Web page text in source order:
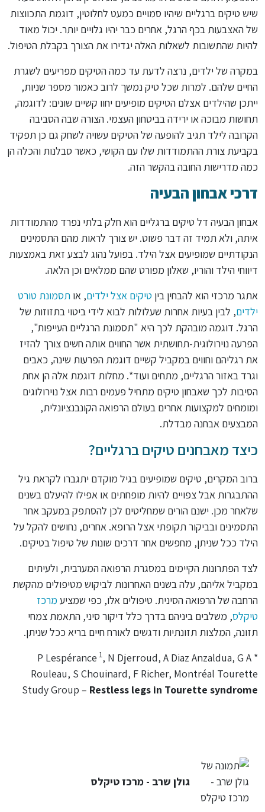
שיש טיקים ברגליים שיהיו סמויים כמעט לחלוטין, דוגמת התכווצות
של האצבעות בכף הרגל, אחרים כבר יהיו גלויים יותר. יכול מאוד
להיות שהתשובות לשאלות האלה יגדירו את הצורך בקבלת הטיפול.
במקרה של ילדים, נרצה לדעת עד כמה הטיקים מפריעים לשגרת
החיים שלהם. למרות שכל טיק נמשך לרוב כאמור מספר שניות,
ייתכן שהילדים אצלם הטיקים מופיעים יחוו קשיים שונים: לדוגמה,
תחושות מבוכה או ירידה בביטחון העצמי. הצורה שבה הסביבה
הקרובה לילד תגיב להופעה של הטיקים עשויה לשחק גם כן תפקיד
בקביעת צורת ההתמודדות שלו עם הקושי, כאשר סבלנות והכלה הן
כמה מדרישות החובה בהקשר הזה.
דרכי אבחון הבעיה
אבחון הבעיה דל טיקים ברגליים הוא חלק בלתי נפרד מהתמודדות
איתה, ולא תמיד זה דבר פשוט. יש צורך לראות מהם התסמינים
הנקודתיים שמופיעים אצל הילד. בפועל נהוג לבצע זאת באמצעות
דיווחי הילד והוריו, שאלון מפורט שהם ממלאים וכן הלאה.
אתגר מרכזי הוא להבחין בין טיקים אצל ילדים, או תסמונת טורט
ילדים, לבין בעיות אחרות שעלולות לבוא לידי ביטוי בתזוזות של
הרגל. דוגמה מובהקת לכך היא "תסמונת הרגליים העייפות",
הפרעה נוירולוגית-תחושתית אשר החווים אותה חשים צורך להזיז
את רגליהם וחווים במקביל קשיים דוגמת הפרעות שינה, כאבים
וגרד באזור הרגליים, מתחים ועוד*. מחלות דוגמת אלה הן אחת
הסיבות לכך שאבחון טיקים מתחיל פעמים רבות אצל נוירולוגים
ומומחים למקצועות אחרים בעולם הרפואה הקונבנציונלית,
המבצעים אבחנה מבדלת.
כיצד מאבחנים טיקים ברגליים?
ברוב המקרים, טיקים שמופיעים בגיל מוקדם יתגברו לקראת גיל
ההתבגרות אבל צפויים להיות מופחתים או אפילו להיעלם בשנים
שלאחר מכן. ישנם הורים שמחליטים לכן להסתפק במעקב אחר
התסמינים ובביקור תקופתי אצל הרופא. אחרים, נחושים להקל על
הילד ככל שניתן, מחפשים אחר דרכים שונות של טיפול בטיקים.
לצד הפתרונות הקיימים במסגרת הרפואה המערבית, ולעיתים
במקביל אליהם, עלה בשנים האחרונות לביקוש מטיפולים מהקשת
הרחבה של הרפואה הסינית. טיפולים אלו, כפי שמציע מרכז
טיקלס, משלבים ביניהם בדרך כלל דיקור סיני, התאמת צמחי
תזונה, המלצות תזונתיות ודגשים לאורח חיים בריא ככל שניתן.
* P Lespérance
1, N Djerroud, A Diaz Anzaldua, G A
Rouleau, S Chouinard, F Richer, Montréal Tourette
Study Group – Restless legs in Tourette syndrome
גולן שרב - מרכז טיקלס